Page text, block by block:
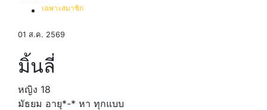
เฉพาะสมาชิก
01 ส.ค. 2569
มิ้นลี่
หญิง 18
มัธยม อายุ*-* หา ทุกแบบ